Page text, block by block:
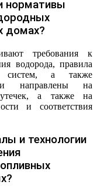
нормативы
домах?
требования к
водорода, правила
систем, а также
направлены на
а также на
и соответствия
и технологии